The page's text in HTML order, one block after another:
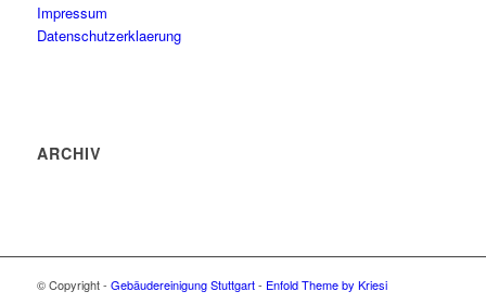
Impressum
Datenschutzerklaerung
ARCHIV
© Copyright - Gebäudereinigung Stuttgart- Enfold Theme by Kriesi